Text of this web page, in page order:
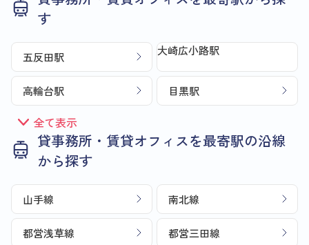
す
五反田駅 大崎広小路駅
高輪台駅 目黒駅
全て表示
貸事務所・賃貸オフィスを最寄駅の沿線
から探す
山手線 南北線
都営浅草線 都営三田線